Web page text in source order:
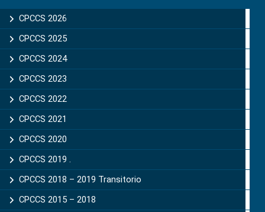
Sidebar
CPCCS 2026
CPCCS 2025
CPCCS 2024
CPCCS 2023
CPCCS 2022
CPCCS 2021
CPCCS 2020
CPCCS 2019 .
CPCCS 2018 – 2019 Transitorio
CPCCS 2015 – 2018